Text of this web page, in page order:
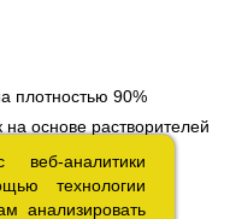
плотностью 90%
основе растворителей
веб-аналитики
технологии
анализировать
веб-аналитики
технологии
анализировать